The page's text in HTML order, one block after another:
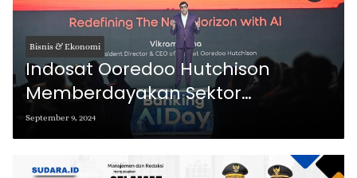
Bisnis & Ekonomi
Indosat Ooredoo Hutchison
Memberdayakan Sektor
Perbankan dan Keuangan
Indonesia Melalui AI yang
Berdaulat
September 9, 2024